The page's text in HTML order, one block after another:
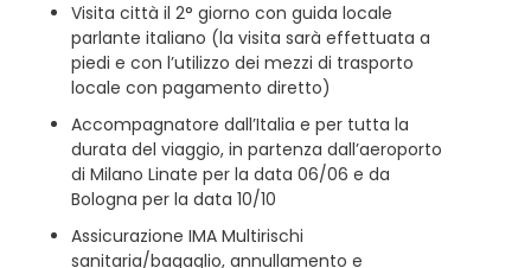
Visita città il 2° giorno con guida locale
parlante italiano (la visita sarà effettuata a
piedi e con l’utilizzo dei mezzi di trasporto
locale con pagamento diretto)
Accompagnatore dall’Italia e per tutta la
durata del viaggio, in partenza dall’aeroporto
di Milano Linate per la data 06/06 e da
Bologna per la data 10/10
Assicurazione IMA Multirischi
sanitaria/bagaglio, annullamento e